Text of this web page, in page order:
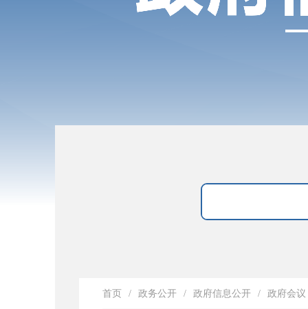
首页 / 政务公开 / 政府信息公开 / 政府会议